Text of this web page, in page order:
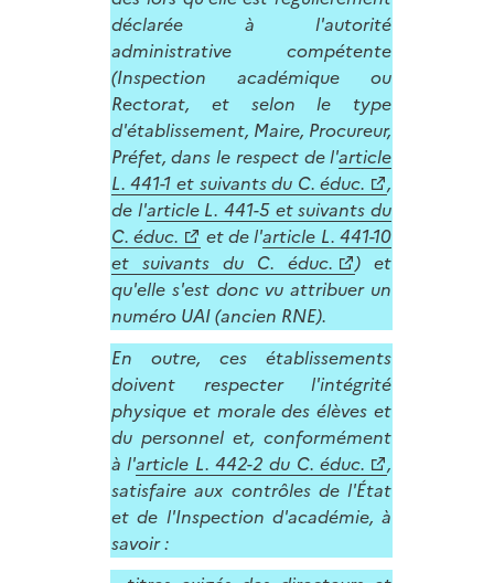
déclarée à l'autorité
administrative compétente
(Inspection académique ou
Rectorat, et selon le type
d'établissement, Maire, Procureur,
Préfet, dans le respect de l'article
L. 441-1 et suivants du C. éduc.
,
de l'article L. 441-5 et suivants du
C. éduc.
et de l'article L. 441-10
et suivants du C. éduc.
) et
qu'elle s'est donc vu attribuer un
numéro UAI (ancien RNE).
En outre, ces établissements
doivent respecter l'intégrité
physique et morale des élèves et
du personnel et, conformément
à l'article L. 442-2 du C. éduc.
,
satisfaire aux contrôles de l'État
et de l'Inspection d'académie, à
savoir :